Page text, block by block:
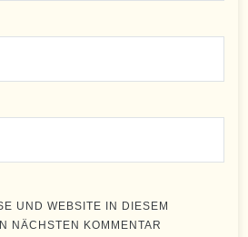
UND WEBSITE IN DIESEM
NÄCHSTEN KOMMENTAR